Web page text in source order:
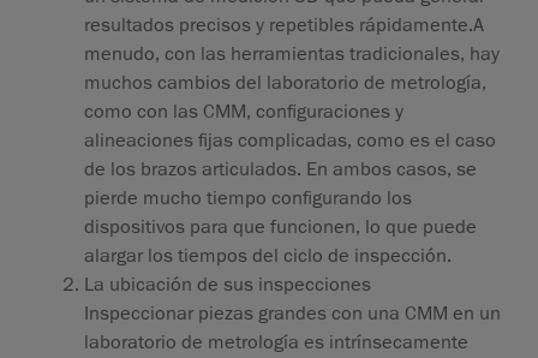
resultados precisos y repetibles rápidamente.A
menudo, con las herramientas tradicionales, hay
muchos cambios del laboratorio de metrología,
como con las CMM, configuraciones y
alineaciones fijas complicadas, como es el caso
de los brazos articulados. En ambos casos, se
pierde mucho tiempo configurando los
dispositivos para que funcionen, lo que puede
alargar los tiempos del ciclo de inspección.
La ubicación de sus inspecciones
Inspeccionar piezas grandes con una CMM en un
laboratorio de metrología es intrínsecamente